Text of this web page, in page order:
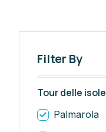
Filter By
Tour delle isole
Palmarola